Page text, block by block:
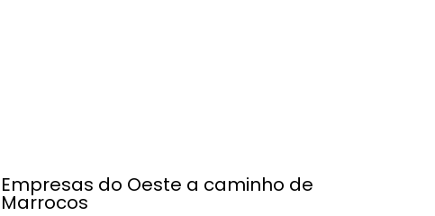
Empresas do Oeste a caminho de
Marrocos